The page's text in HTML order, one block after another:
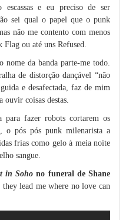
escassas e eu preciso de ser
sei qual o papel que o punk
não me contento com menos
ou até uns Refused.
nome da banda parte-me todo.
de distorção dançável “não
e desafectada, faz de mim
coisas destas.
para fazer robots cortarem os
o pós pós punk milenarista a
frias como gelo à meia noite
sangue.
in Soho no funeral de Shane
lead me where no love can